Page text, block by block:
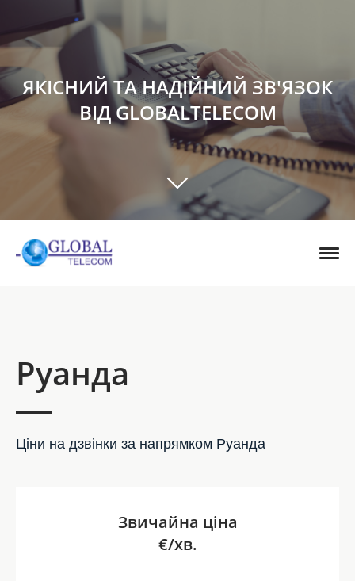
ЯКІСНИЙ ТА НАДІЙНИЙ ЗВ'ЯЗОК
ВІД GLOBALTELECOM
Руанда
Ціни на дзвінки за напрямком Руанда
Звичайна ціна
€/хв.